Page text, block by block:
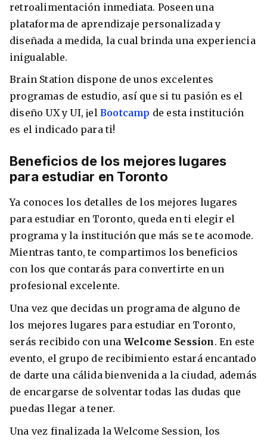
retroalimentación inmediata. Poseen una
plataforma de aprendizaje personalizada y
diseñada a medida, la cual brinda una experiencia
inigualable.
Brain Station dispone de unos excelentes
programas de estudio, así que si tu pasión es el
diseño UX y UI, ¡el Bootcamp de esta institución
es el indicado para ti!
Beneficios de los mejores lugares
para estudiar en Toronto
Ya conoces los detalles de los mejores lugares
para estudiar en Toronto, queda en ti elegir el
programa y la institución que más se te acomode.
Mientras tanto, te compartimos los beneficios
con los que contarás para convertirte en un
profesional excelente.
Una vez que decidas un programa de alguno de
los mejores lugares para estudiar en Toronto,
serás recibido con una Welcome Session. En este
evento, el grupo de recibimiento estará encantado
de darte una cálida bienvenida a la ciudad, además
de encargarse de solventar todas las dudas que
puedas llegar a tener.
Una vez finalizada la Welcome Session, los